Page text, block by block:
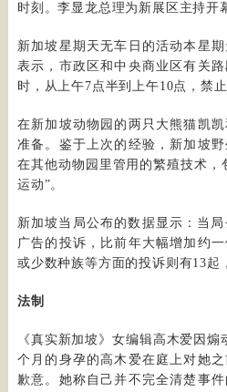
时刻。李显龙总理为新展区主持开
新加坡星期天无车日的活动本星
表示，市政区和中央商业区有关
时，从上午7点半到上午10点，禁止
在新加坡动物园的两只大熊猫凯
准备。鉴于上次的经验，新加坡
在其他动物园里管用的繁殖技术，
运动”。
新加坡当局公布的数据显示：当
广告的投诉，比前年大幅增加约
或少数种族等方面的投诉则有13起
法制
《真实新加坡》女编辑高木爱因
个月的身孕的高木爱在庭上对她
歉意。她称自己并不完全清楚事